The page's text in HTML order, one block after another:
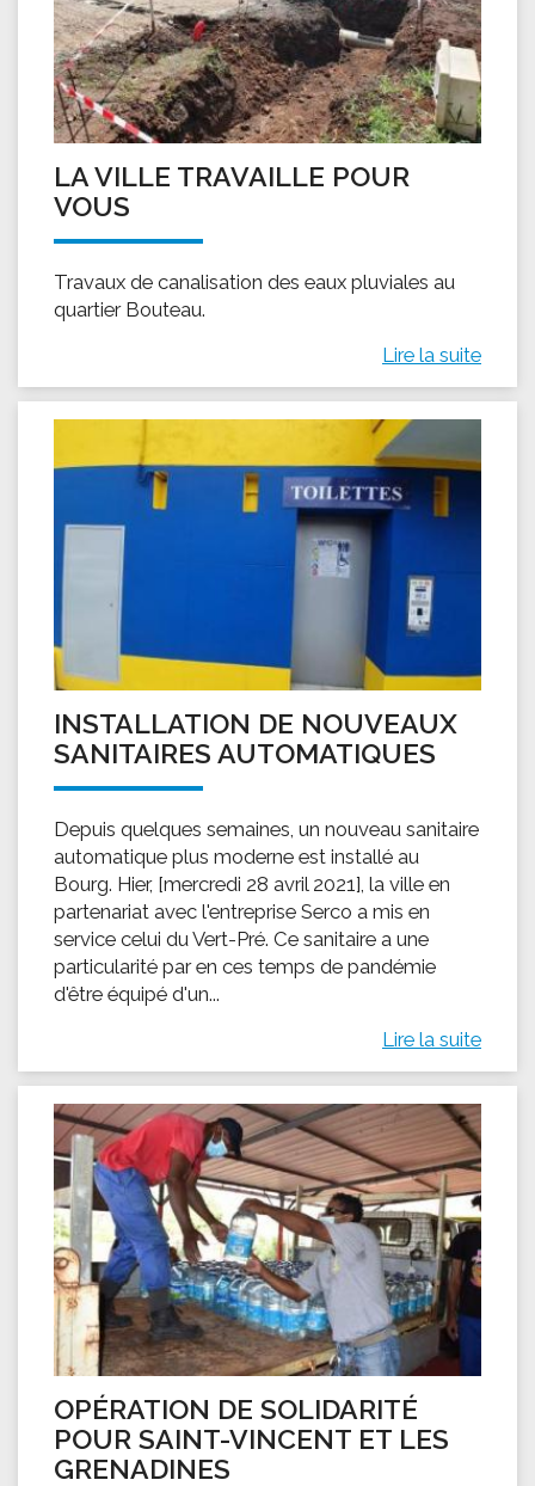
LA VILLE TRAVAILLE POUR
VOUS
Travaux de canalisation des eaux pluviales au
quartier Bouteau.
Lire la suite
INSTALLATION DE NOUVEAUX
SANITAIRES AUTOMATIQUES
Depuis quelques semaines, un nouveau sanitaire
automatique plus moderne est installé au
Bourg. Hier, [mercredi 28 avril 2021], la ville en
partenariat avec l'entreprise Serco a mis en
service celui du Vert-Pré. Ce sanitaire a une
particularité par en ces temps de pandémie
d'être équipé d'un...
Lire la suite
OPÉRATION DE SOLIDARITÉ
POUR SAINT-VINCENT ET LES
GRENADINES